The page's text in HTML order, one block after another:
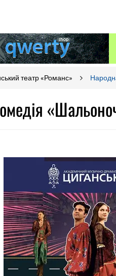
театр «Романс»